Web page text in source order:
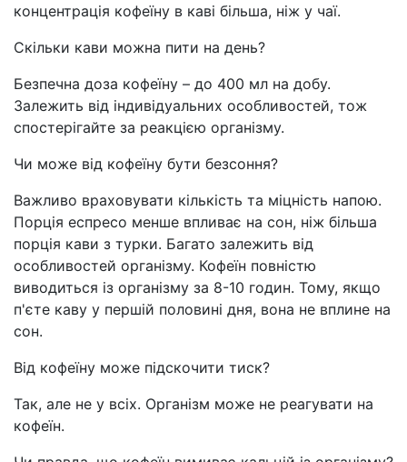
концентрація кофеїну в каві більша, ніж у чаї.
Скільки кави можна пити на день?
Безпечна доза кофеїну – до 400 мл на добу.
Залежить від індивідуальних особливостей, тож
спостерігайте за реакцією організму.
Чи може від кофеїну бути безсоння?
Важливо враховувати кількість та міцність напою.
Порція еспресо менше впливає на сон, ніж більша
порція кави з турки. Багато залежить від
особливостей організму. Кофеїн повністю
виводиться із організму за 8-10 годин. Тому, якщо
п'єте каву у першій половині дня, вона не вплине на
сон.
Від кофеїну може підскочити тиск?
Так, але не у всіх. Організм може не реагувати на
кофеїн.